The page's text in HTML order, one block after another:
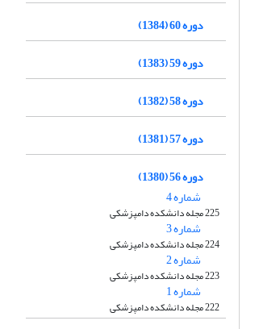
دوره 60 (1384)
دوره 59 (1383)
دوره 58 (1382)
دوره 57 (1381)
دوره 56 (1380)
شماره 4
225 مجله دانشکده دامپزشکی
شماره 3
224 مجله دانشکده دامپزشکی
شماره 2
223 مجله دانشکده دامپزشکی
شماره 1
222 مجله دانشکده دامپزشکی